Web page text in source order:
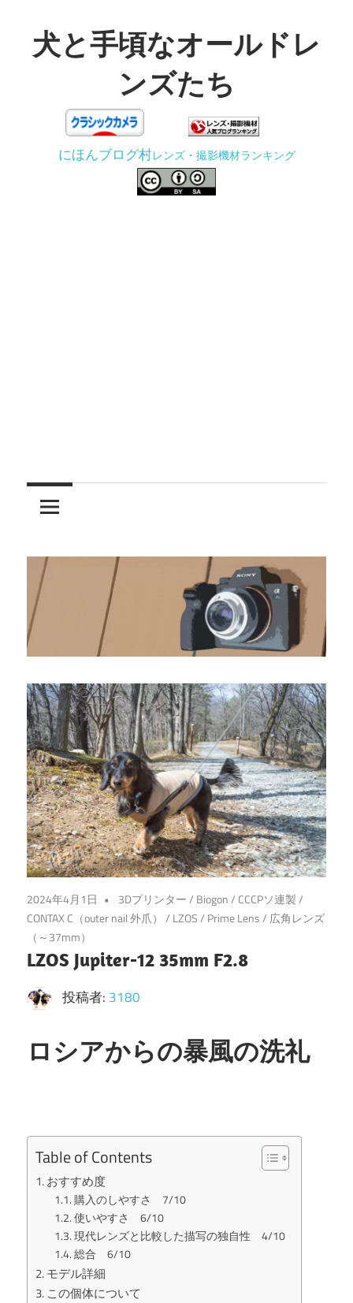
テ犬と手頃なオールドレ
ンズたち
う
にほんブログ村レンズ・撮影機材ランキング
2024年4月1日 3Dプリンター/ Biogon/ CCCPソ連製/
CONTAX C（outer nail 外爪） / LZOS/ Prime Lens/ 広角レンズ
（～37mm）
LZOS Jupiter-12 35mm F2.8
投稿者: 3180
ロシアからの暴風の洗礼
Table of Contents
おすすめ度
購入のしやすさ 7/10
使いやすさ 6/10
現代レンズと比較した描写の独自性 4/10
総合 6/10
モデル詳細
この個体について